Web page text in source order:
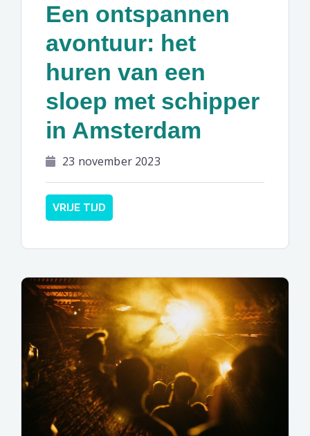
Een ontspannen
avontuur: het
huren van een
sloep met schipper
in Amsterdam
23 november 2023
VRIJE TIJD